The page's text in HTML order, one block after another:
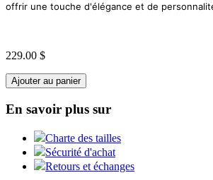
offrir une touche d'élégance et de
229.00 $
Ajouter au panier
En savoir plus sur
Charte des tailles
Sécurité d'achat
Retours et échanges